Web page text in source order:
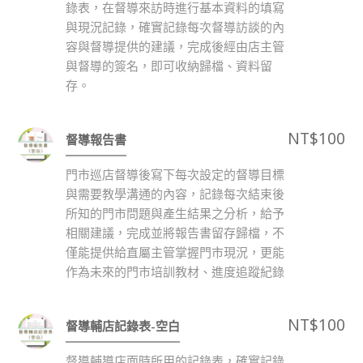
錄表，在督導來訪時進行基本資料的填寫
與現況記錄，確實記錄每次督導訪談的內
容與督導提供的建議，完成後經由店主管
與督導的簽名，即可收納歸檔、資料留
存。
督導報告書 NT$100
門市巡店督導後寫下每次設定的督導目標
與需要教學溝通的內容，記錄每次結束後
所知的門市問題與產生結果之分析，給予
相關建議，完成並將報告書留存歸檔，不
僅能提供給直屬主管掌握門市現況，更能
作為未來的門市培訓教材、進度追蹤紀錄
督導輔店記錄表-空白 NT$100